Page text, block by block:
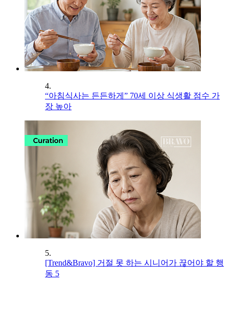
4.
“아침식사는 든든하게” 70세 이상 식생활 점수 가
장 높아
5.
[Trend&Bravo] 거절 못 하는 시니어가 끊어야 할 행
동 5